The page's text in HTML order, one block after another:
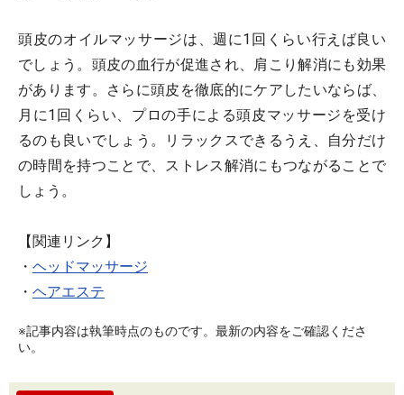
頭皮のオイルマッサージは、週に1回くらい行えば良い
でしょう。頭皮の血行が促進され、肩こり解消にも効果
があります。さらに頭皮を徹底的にケアしたいならば、
月に1回くらい、プロの手による頭皮マッサージを受け
るのも良いでしょう。リラックスできるうえ、自分だけ
の時間を持つことで、ストレス解消にもつながることで
しょう。
【関連リンク】
・ ヘッドマッサージ
・ ヘアエステ
※記事内容は執筆時点のものです。最新の内容をご確認くださ
い。